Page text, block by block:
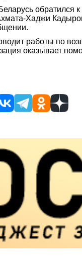
Хаджи
работы по
оказывает